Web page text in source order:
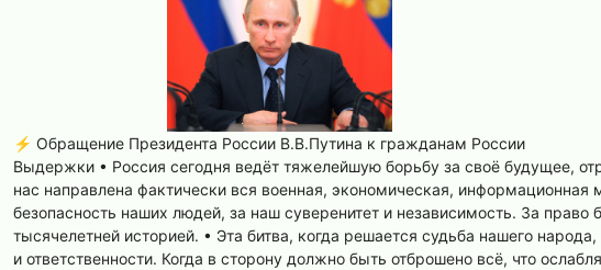
⚡️ Обращение Президента России В.В.Путина к гражданам России
Выдержки • Россия сегодня ведёт тяжелейшую борьбу за своё будущее,
нас направлена фактически вся военная, экономическая,
безопасность наших людей, за наш суверенитет и независимость. За право
тысячелетней историей. • Эта битва, когда решается судьба нашего
и ответственности. Когда в сторону должно быть отброшено всё, что